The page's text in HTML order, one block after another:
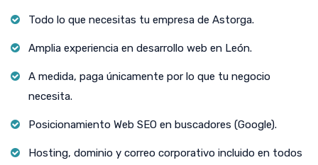
Todo lo que necesitas tu empresa de Astorga.
Amplia experiencia en desarrollo web en León.
A medida, paga únicamente por lo que tu negocio
necesita.
Posicionamiento Web SEO en buscadores (Google).
Hosting, dominio y correo corporativo incluido en todos